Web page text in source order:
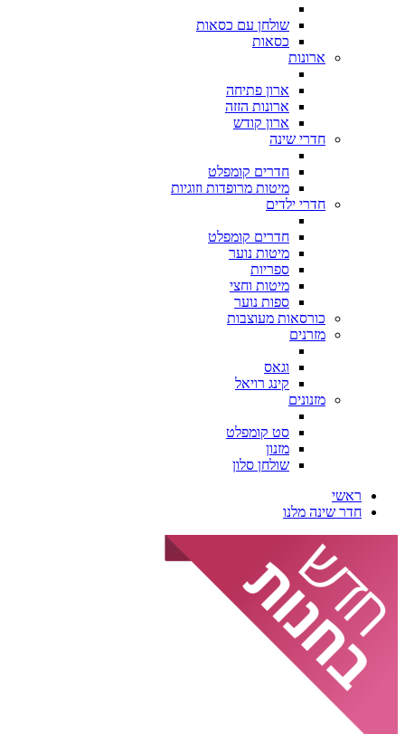
שולחן עם כסאות
כסאות
ארונות
ארון פתיחה
ארונות הזזה
ארון קודש
חדרי שינה
חדרים קומפלט
מיטות מרופדות וזוגיות
חדרי ילדים
חדרים קומפלט
מיטות נוער
ספריות
מיטות וחצי
ספות נוער
כורסאות מעוצבות
מזרנים
וגאס
קינג רויאל
מזנונים
סט קומפלט
מזנון
שולחן סלון
ראשי
חדר שינה מלנו